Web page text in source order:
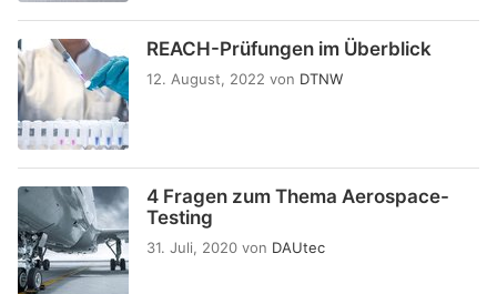
REACH-Prüfungen im Überblick
12. August, 2022 von DTNW
4 Fragen zum Thema Aerospace-
Testing
31. Juli, 2020 von DAUtec